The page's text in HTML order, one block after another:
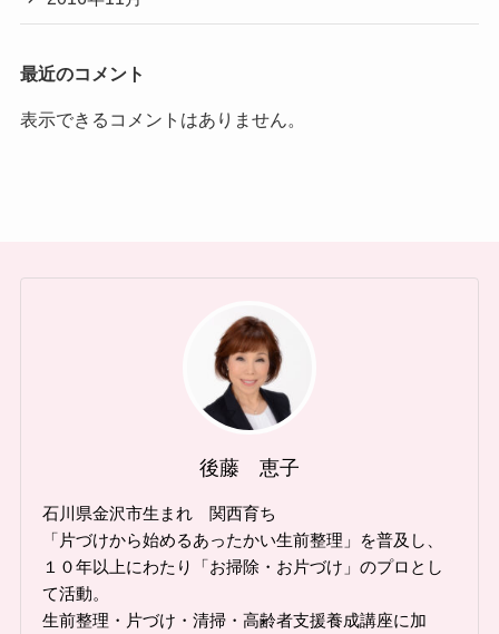
最近のコメント
表示できるコメントはありません。
後藤 恵子
石川県金沢市生まれ 関西育ち
「片づけから始めるあったかい生前整理」を普及し、
１０年以上にわたり「お掃除・お片づけ」のプロとし
て活動。
生前整理・片づけ・清掃・高齢者支援養成講座に加